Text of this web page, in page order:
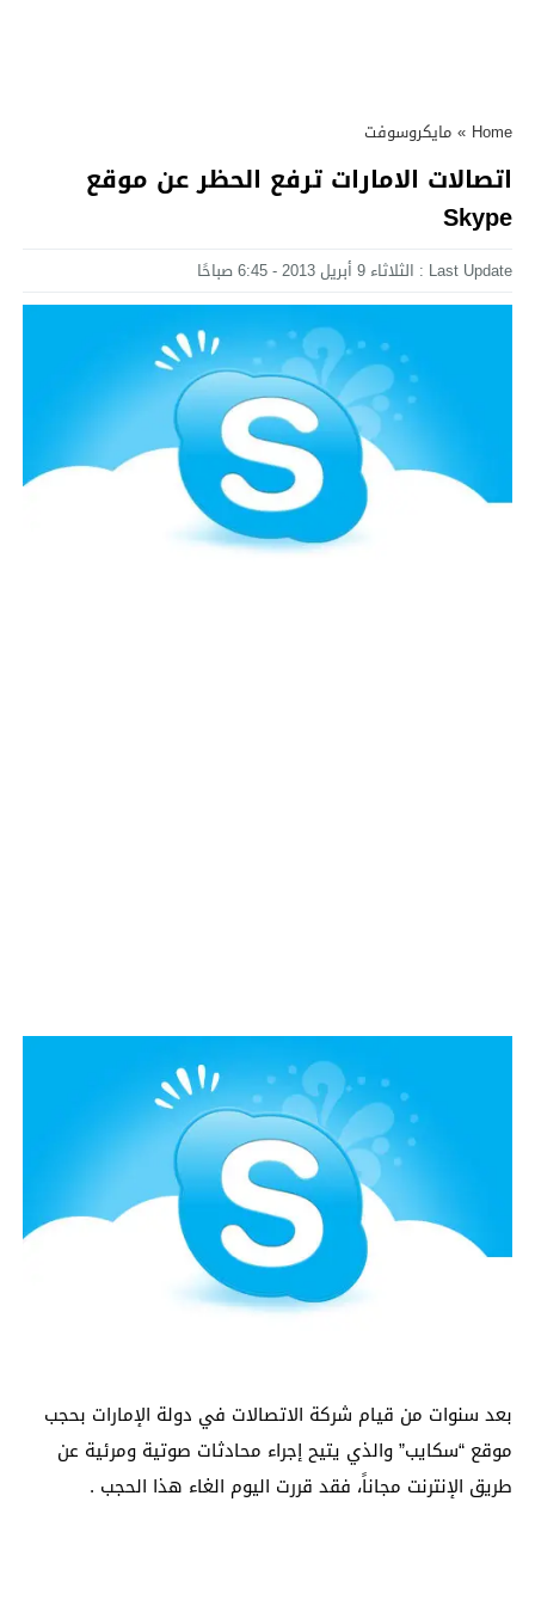
Home
» مايكروسوفت
اتصالات الامارات ترفع الحظر عن موقع
Skype
Last Update : الثلاثاء 9 أبريل 2013 - 6:45 صباحًا
بعد سنوات من قيام شركة الاتصالات في دولة الإمارات بحجب
موقع “سكايب” والذي يتيح إجراء محادثات صوتية ومرئية عن
طريق الإنترنت مجاناً، فقد قررت اليوم الغاء هذا الحجب .